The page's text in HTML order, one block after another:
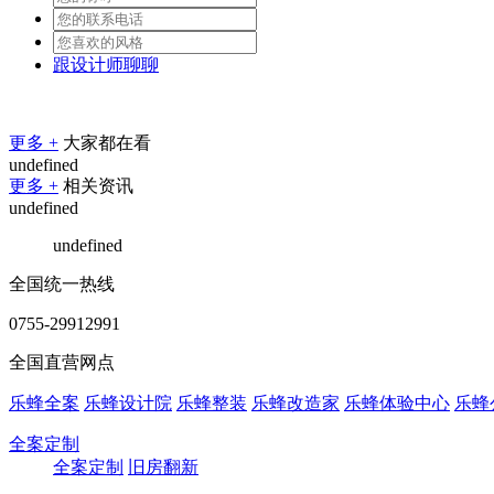
跟设计师聊聊
更多 + 大家都在看
undefined
更多 + 相关资讯
undefined
undefined
全国统一热线
0755-29912991
全国直营网点
乐蜂全案 乐蜂设计院 乐蜂整装 乐蜂改造家 乐蜂体验中心 乐
全案定制
全案定制
旧房翻新